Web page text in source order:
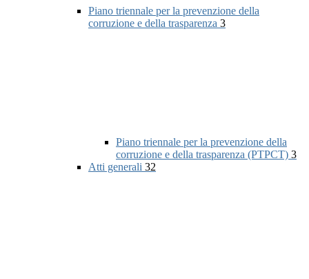
Piano triennale per la prevenzione della
corruzione e della trasparenza 3
Piano triennale per la prevenzione della
corruzione e della trasparenza (PTPCT) 3
Atti generali 32